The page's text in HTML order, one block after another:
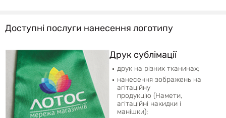
Доступні послуги нанесення логотипу
Друк сублімації
друк на різних тканинах;
нанесення зображень на
агітаційну
продукцію (Намети,
агітаційні накидки і
манішки);